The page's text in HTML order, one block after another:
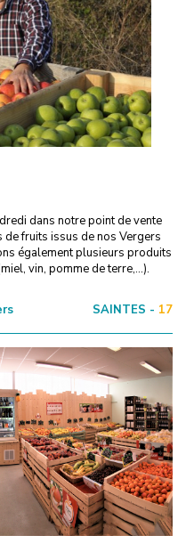
dans notre point de vente
fruits issus de nos Vergers
également plusieurs produits
vin, pomme de terre,...).
SAINTES - 17